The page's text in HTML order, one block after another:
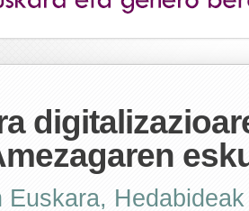
Euskara, Hedabideak